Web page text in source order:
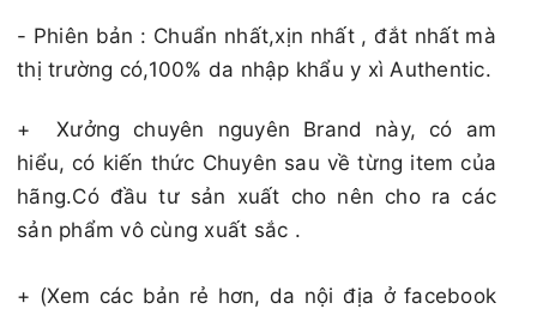
- Phiên bản : Chuẩn nhất,xịn nhất , đắt nhất mà
thị trường có,100% da nhập khẩu y xì Authentic.
+Xưởng chuyên nguyên Brand này, có am
hiểu, có kiến thức Chuyên sau về từng item của
hãng.Có đầu tư sản xuất cho nên cho ra các
sản phẩm vô cùng xuất sắc .
+ (Xem các bản rẻ hơn, da nội địa ở facebook